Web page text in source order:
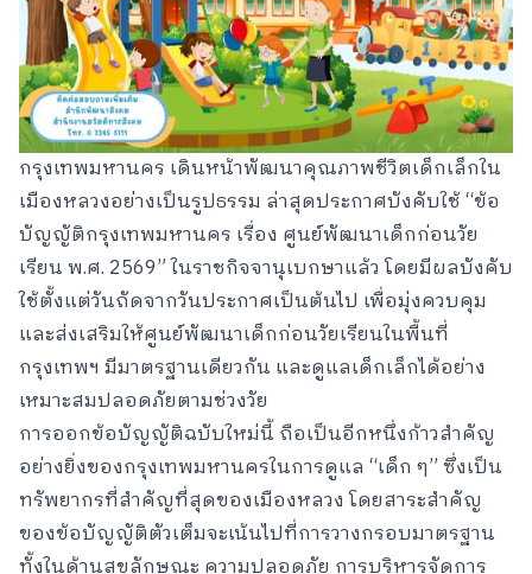
กรุงเทพมหานคร เดินหน้าพัฒนาคุณภาพชีวิตเด็กเล็กใน
เมืองหลวงอย่างเป็นรูปธรรม ล่าสุดประกาศบังคับใช้ “ข้อ
บัญญัติกรุงเทพมหานคร เรื่อง ศูนย์พัฒนาเด็กก่อนวัย
เรียน พ.ศ. 2569” ในราชกิจจานุเบกษาแล้ว โดยมีผลบังคับ
ใช้ตั้งแต่วันถัดจากวันประกาศเป็นต้นไป เพื่อมุ่งควบคุม
และส่งเสริมให้ศูนย์พัฒนาเด็กก่อนวัยเรียนในพื้นที่
กรุงเทพฯ มีมาตรฐานเดียวกัน และดูแลเด็กเล็กได้อย่าง
เหมาะสมปลอดภัยตามช่วงวัย
การออกข้อบัญญัติฉบับใหม่นี้ ถือเป็นอีกหนึ่งก้าวสำคัญ
อย่างยิ่งของกรุงเทพมหานครในการดูแล “เด็ก ๆ” ซึ่งเป็น
ทรัพยากรที่สำคัญที่สุดของเมืองหลวง โดยสาระสำคัญ
ของข้อบัญญัติตัวเต็มจะเน้นไปที่การวางกรอบมาตรฐาน